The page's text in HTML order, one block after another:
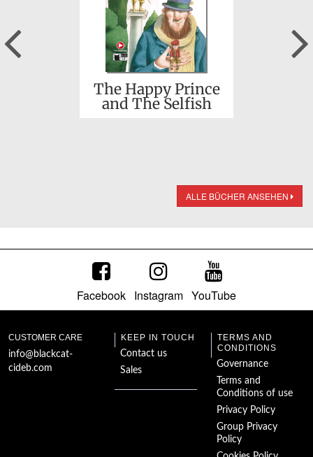
The Happy Prince
and The Selfish
Previous
ALLE BÜCHER ANSEHEN
Facebook Instagram YouTube